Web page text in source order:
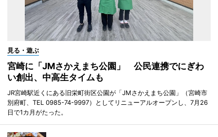
見る・遊ぶ
宮崎に「JMさかえまち公園」 公民連携でにぎわ
い創出、中高生タイムも
JR宮崎駅近くにある旧栄町街区公園が「JMさかえまち公園」（宮崎市
別府町、TEL 0985-74-9997）としてリニューアルオープンし、7月26
日で1カ月がたった。